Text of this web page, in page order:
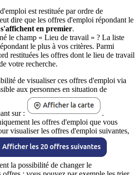
est restituée par ordre de
dire que les offres d'emploi répondant le
s'affichent en premier.
le champ « Lieu de travail » ? La liste
le plus à vos critères. Parmi
restituées les offres dont le lieu de travail
votre recherche.
de visualiser ces offres d'emploi via
aux personnes en situation de
sur :
.
les offres d'emploi que vous
visualiser les offres d'emploi suivantes,
la possibilité de changer le